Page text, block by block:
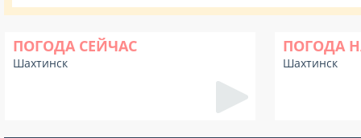
ПОГОДА СЕЙЧАС
Шахтинск
ПОГОДА
Шахтинск